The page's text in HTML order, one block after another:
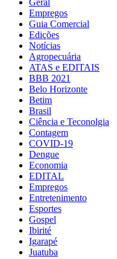
Geral
Empregos
Guia Comercial
Edições
Notícias
Agropecuária
ATAS e EDITAIS
BBB 2021
Belo Horizonte
Betim
Brasil
Ciência e Teconolgia
Contagem
COVID-19
Dengue
Economia
EDITAL
Empregos
Entretenimento
Esportes
Gospel
Ibirité
Igarapé
Juatuba